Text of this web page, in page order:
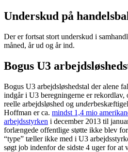
Underskud på
Der er fortsat stort underskud i
måned, år ud og år ind.
Bogus U3
Bogus U3 arbejdsløshedstal der alene
indgår i U3 beregningerne er rekordlav,
reelle arbejdsløshed og under
Hoffman er ca. mindst 1,4 mio
arbejdsstyrken i december 2013 til
forlængede offentlige støtte ikke blev
“type” tæller ikke med i U3
søgt job indenfor de sidste 4 uger for at